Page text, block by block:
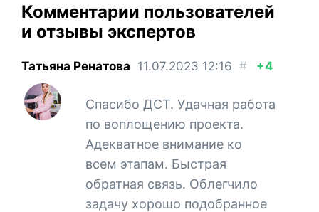
Комментарии пользователей
и отзывы экспертов
Татьяна Ренатова 11.07.2023 12:16 # +4
Спасибо ДСТ. Удачная работа
по воплощению проекта.
Адекватное внимание ко
всем этапам. Быстрая
обратная связь. Облегчило
задачу хорошо подобранное